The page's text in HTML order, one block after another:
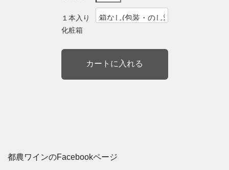
１本入り
化粧箱
都農ワインのFacebookページ